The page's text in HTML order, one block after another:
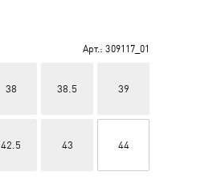
Арт.: 309117_01
38 38.5 39
42.5 43 44